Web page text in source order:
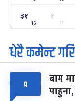
२५
मंगल
ग्याल्पो
फाल्गुन २५,
७ पूर्णिमा व्रत
चैत्र ७, २०८३-
८
सोम
फागुपूर्णिमा
चैत्र ८, २०८३-
३१
16
१
17
धेरै कमेन्ट
९ बाम